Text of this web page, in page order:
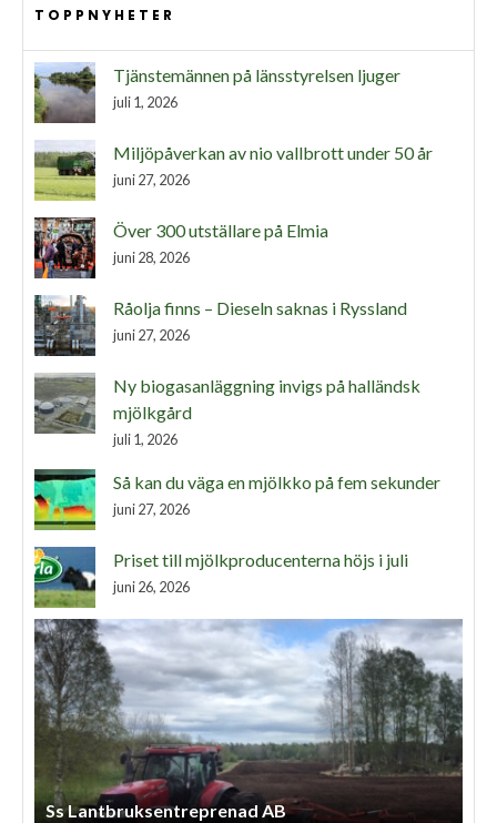
TOPPNYHETER
Tjänstemännen på länsstyrelsen ljuger
juli 1, 2026
Miljöpåverkan av nio vallbrott under 50 år
juni 27, 2026
Över 300 utställare på Elmia
juni 28, 2026
Råolja finns – Dieseln saknas i Ryssland
juni 27, 2026
Ny biogasanläggning invigs på halländsk
mjölkgård
juli 1, 2026
Så kan du väga en mjölkko på fem sekunder
juni 27, 2026
Priset till mjölkproducenterna höjs i juli
juni 26, 2026
Ss Lantbruksentreprenad AB